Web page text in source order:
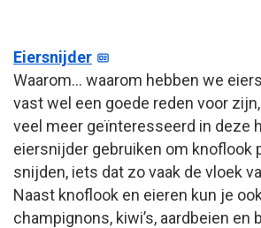
Eiersnijder
Waarom… waarom hebben we
vast wel een goede reden voor
veel meer geïnteresseerd in deze
eiersnijder gebruiken om knoflook
snijden, iets dat zo vaak de vloek
Naast knoflook en eieren kun je
champignons, kiwi’s, aardbeien en